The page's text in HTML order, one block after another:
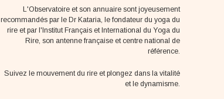
L'Observatoire et son annuaire sont joyeusement
recommandés par le Dr Kataria, le fondateur du yoga du
rire et par l'Institut Français et International du Yoga du
Rire, son antenne française et centre national de
référence.
Suivez le mouvement du rire et plongez dans la vitalité
et le dynamisme.